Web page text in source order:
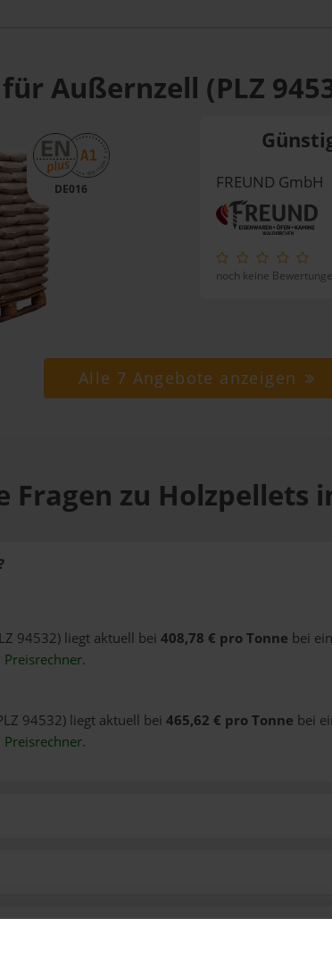
Außernzell (PLZ
DE016 FREUND GmbH
noch keine
Alle 7 Angebote anzeigen
Fragen zu Holzpellets
94532) liegt aktuell bei 408,78 € pro Tonne bei
Preisrechner.
94532) liegt aktuell bei 465,62 € pro Tonne bei
Preisrechner.